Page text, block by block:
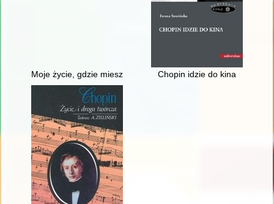
Moje życie, gdzie mieszka B[r]zowski?" - glosa do datowania
Chopin idzie do kina